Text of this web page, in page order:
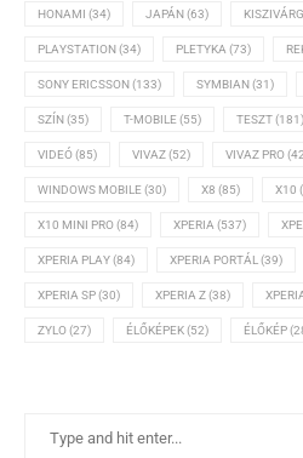
HONAMI (34) JAPÁN(63)
PLAYSTATION(34) PLETYKA (73)
SONY ERICSSON(133) SYMBIAN(31)
SZÍN(35) T-MOBILE(55) TESZT(181)
VIDEÓ(85) VIVAZ(52) VIVAZ PRO
WINDOWS MOBILE(30) X8 (85) X10
X10 MINI PRO(84) XPERIA (537)
XPERIA PLAY(84) XPERIA PORTÁL(39)
XPERIA SP(30) XPERIA Z(38)
ZYLO(27) ÉLŐKÉPEK(52) ÉLŐKÉP